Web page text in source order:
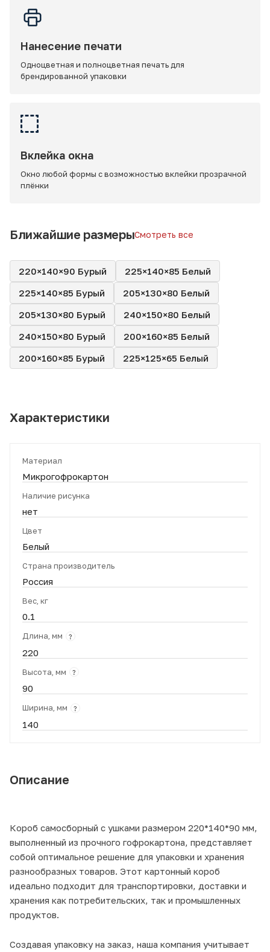
Нанесение печати
Одноцветная и полноцветная печать для
брендированной упаковки
Вклейка окна
Окно любой формы с возможностью вклейки прозрачной
плёнки
Ближайшие размерыСмотреть все
220×140×90 Бурый
225×140×85 Белый
225×140×85 Бурый
205×130×80 Белый
205×130×80 Бурый
240×150×80 Белый
240×150×80 Бурый
200×160×85 Белый
200×160×85 Бурый
225×125×65 Белый
Характеристики
Материал
Микрогофрокартон
Наличие рисунка
нет
Цвет
Белый
Страна производитель
Россия
Вес, кг
0.1
Длина, мм ?
220
Высота, мм ?
90
Ширина, мм ?
140
Описание
Короб самосборный с ушками размером 220*140*90 мм,
выполненный из прочного гофрокартона, представляет
собой оптимальное решение для упаковки и хранения
разнообразных товаров. Этот картонный короб
идеально подходит для транспортировки, доставки и
хранения как потребительских, так и промышленных
продуктов.
Создавая упаковку на заказ, наша компания учитывает